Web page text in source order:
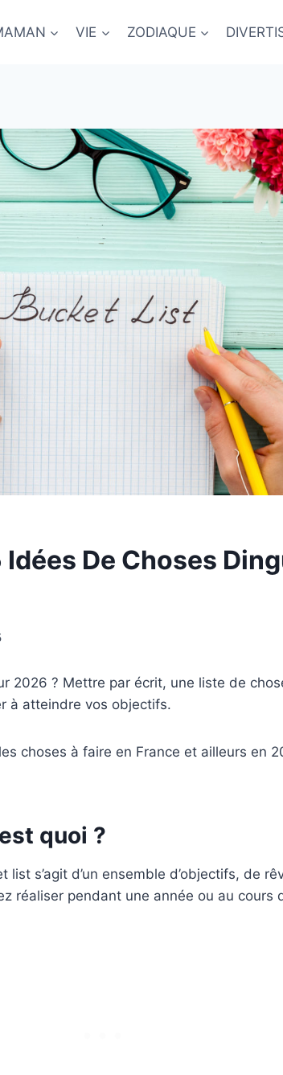
VIE ZODIAQUE
De Choses
2026 ? Mettre par écrit, une liste de
à atteindre vos objectifs.
choses à faire en France et ailleurs en
quoi ?
list s’agit d’un ensemble d’objectifs, de
réaliser pendant une année ou au cours